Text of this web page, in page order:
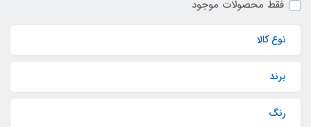
فقط محصولات موجود
نوع کالا
برند
رنگ